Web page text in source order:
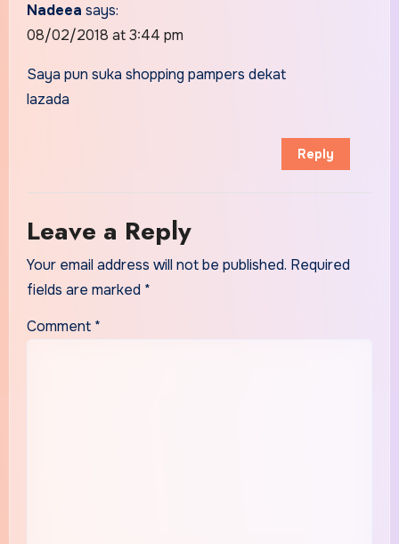
Nadeea says:
08/02/2018 at 3:44 pm
Saya pun suka shopping pampers dekat
lazada
Reply
Leave a Reply
Your email address will not be published. Required
fields are marked *
Comment *